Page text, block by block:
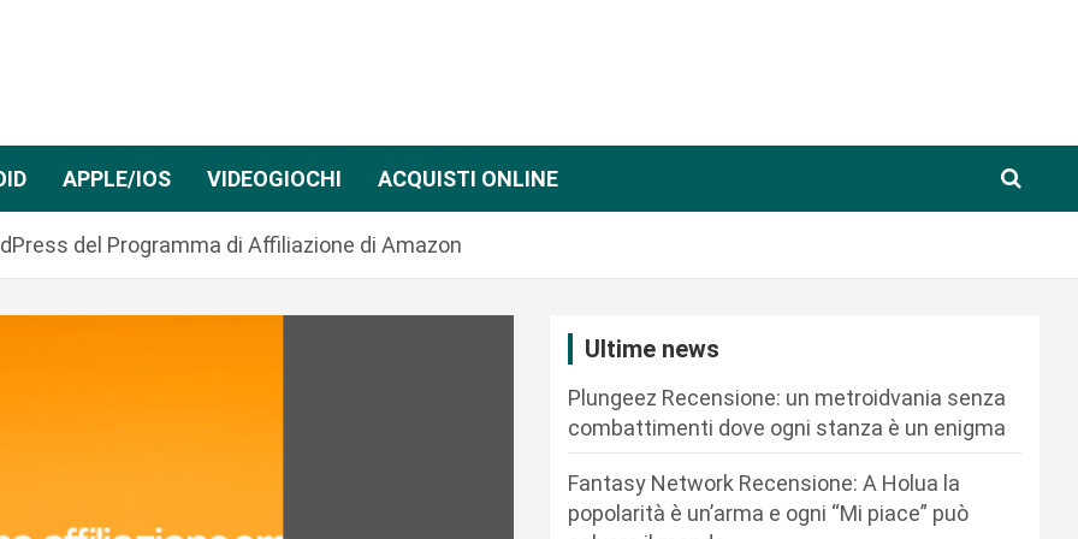
APPLE/IOS VIDEOGIOCHI ACQUISTI ONLINE
del Programma di Affiliazione di Amazon
Ultime news
Plungeez Recensione: un metroidvania senza
combattimenti dove ogni stanza è un enigma
Fantasy Network Recensione: A Holua la
popolarità è un’arma e ogni “Mi piace” può